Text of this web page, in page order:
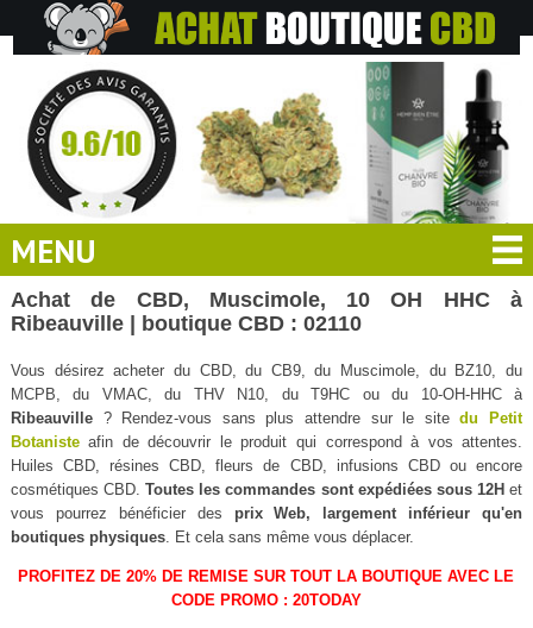
MENU
Achat de CBD, Muscimole, 10 OH HHC à
Ribeauville | boutique CBD : 02110
Vous désirez acheter du CBD, du CB9, du Muscimole, du BZ10, du
MCPB, du VMAC, du THV N10, du T9HC ou du 10-OH-HHC à
Ribeauville? Rendez-vous sans plus attendre sur le sitedu Petit
Botanisteafin de découvrir le produit qui correspond à vos attentes.
Huiles CBD, résines CBD, fleurs de CBD, infusions CBD ou encore
cosmétiques CBD.Toutes les commandes sont expédiées sous 12H et
vous pourrez bénéficier des prix Web, largement inférieur qu'en
boutiques physiques. Et cela sans même vous déplacer.
PROFITEZ DE 20% DE REMISE SUR TOUT LA BOUTIQUE AVEC LE
CODE PROMO : 20TODAY